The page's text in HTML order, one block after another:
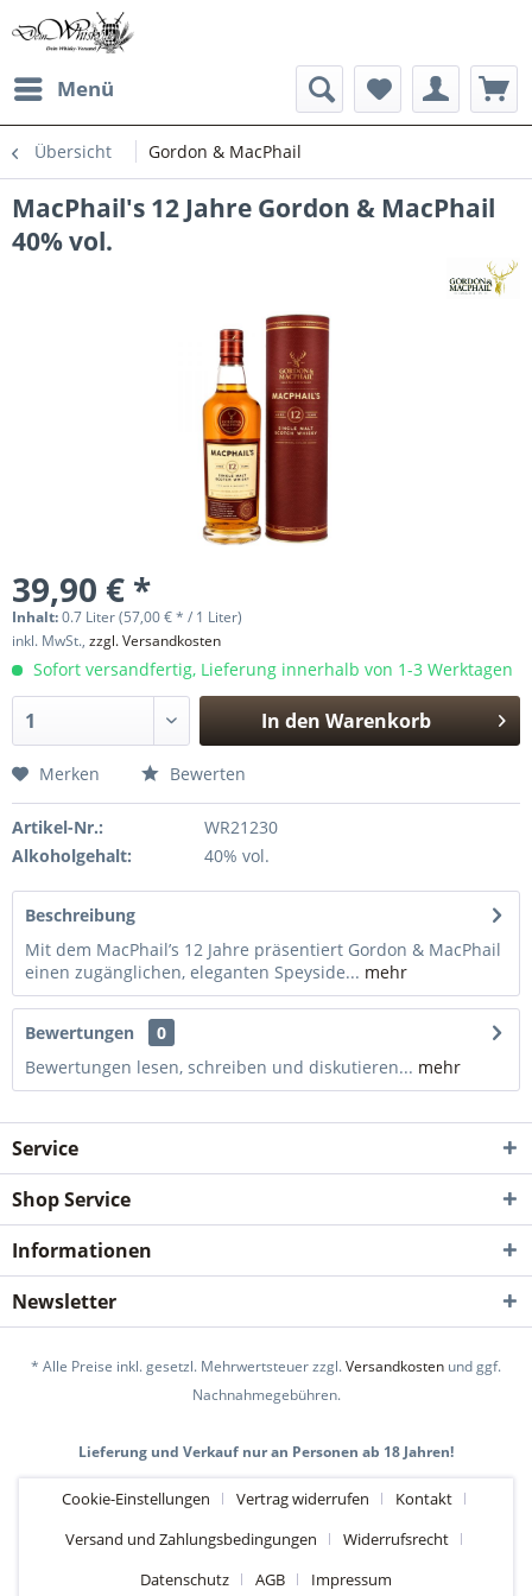
Menü
Übersicht Gordon & MacPhail
MacPhail's 12 Jahre Gordon & MacPhail
40% vol.
39,90 € *
Inhalt:0.7 Liter (57,00 € * / 1 Liter)
inkl. MwSt., zzgl. Versandkosten
Sofort versandfertig, Lieferung innerhalb von 1-3 Werktagen
In den Warenkorb
Merken Bewerten
Artikel-Nr.:
WR21230
Alkoholgehalt:
40% vol.
Beschreibung
Mit dem MacPhail’s 12 Jahre präsentiert Gordon & MacPhail
einen zugänglichen, eleganten Speyside... mehr
Bewertungen
0
Bewertungen lesen, schreiben und diskutieren... mehr
Service
Shop Service
Informationen
Newsletter
* Alle Preise inkl. gesetzl. Mehrwertsteuer zzgl.Versandkosten und ggf.
Nachnahmegebühren.
Lieferung und Verkauf nur an Personen ab 18 Jahren!
Cookie-Einstellungen Vertrag widerrufen
Kontakt
Versand und Zahlungsbedingungen
Widerrufsrecht
Datenschutz
AGB Impressum